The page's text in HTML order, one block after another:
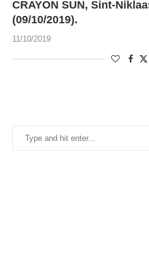
CRAYON SUN, Sint-
(09/10/2019).
11/10/2019